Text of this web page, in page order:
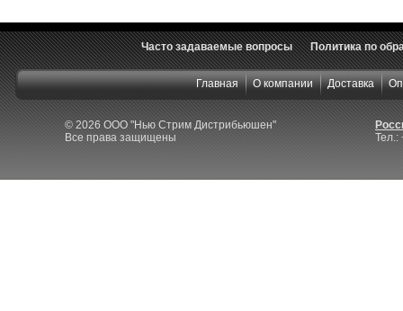
Часто задаваемые вопросы Политика по
Главная О компании Доставка
© 2026 ООО "Нью Стрим Дистрибьюшен"
Все права защищены
Тел.: